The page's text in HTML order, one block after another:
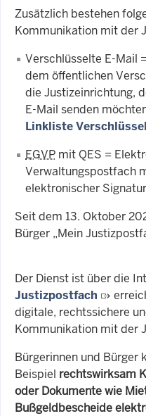
Zusätzlich bestehen
Kommunikation mit der
Verschlüsselte E-Mail
dem öffentlichen
die Justizeinrichtung,
E-Mail senden
Linkliste
EGVP mit QES =
Verwaltungspostfach
elektronischer Signatur
Seit dem 13. Oktober
Bürger „Mein
Der Dienst ist über die
Justizpostfach
digitale, rechtssichere
Kommunikation mit der
Bürgerinnen und Bürger
Beispiel rechtswirksam
oder Dokumente wie
Bußgeldbescheide